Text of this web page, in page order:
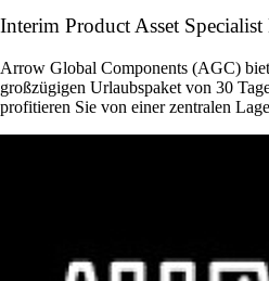
Interim Product Asset
Arrow Global Components (AGC)
großzügigen Urlaubspaket von 30
profitieren Sie von einer zentralen